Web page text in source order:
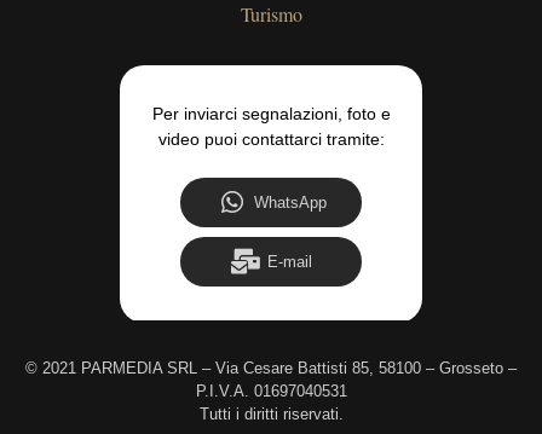
Turismo
Per inviarci segnalazioni, foto e
video puoi contattarci tramite:
WhatsApp
E-mail
© 2021 PARMEDIA SRL – Via Cesare Battisti 85, 58100 – Grosseto –
P.I.V.A. 01697040531
Tutti i diritti riservati.